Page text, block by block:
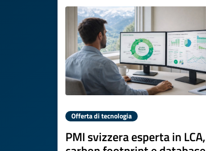
Offerta di tecnologia
PMI svizzera esperta in LCA,